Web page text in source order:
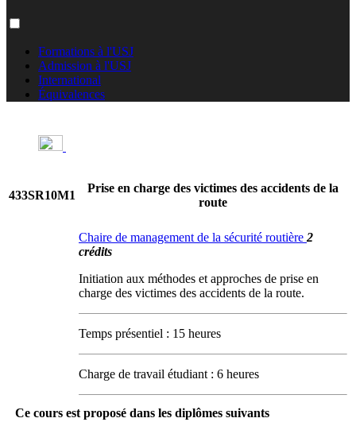
Formations à l'USJ
Admission à l'USJ
International
Équivalences
433SR10M1
Prise en charge des victimes des accidents de la
route
Chaire de management de la sécurité routière 2
crédits
Initiation aux méthodes et approches de prise en
charge des victimes des accidents de la route.
Temps présentiel : 15 heures
Charge de travail étudiant : 6 heures
Ce cours est proposé dans les diplômes suivants